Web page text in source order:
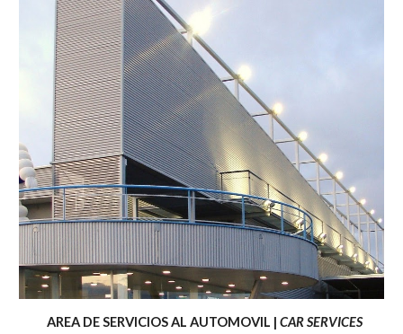
AREA DE SERVICIOS AL AUTOMOVIL | CAR SERVICES